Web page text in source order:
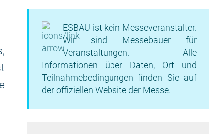
ESBAU ist kein Messeveranstalter.
Wir sind Messebauer für
Veranstaltungen. Alle
Informationen über Daten, Ort und
Teilnahmebedingungen finden Sie auf
der offiziellen Website der Messe.